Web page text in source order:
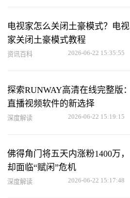
电视家怎么关闭土豪模式？电视
家关闭土豪模式教程
资讯百科 2026-06-22 15:35:55
探索RUNWAY高清在线完整版：
直播视频软件的新选择
深度解读 2026-06-22 15:19:15
佛得角门将五天内涨粉1400万，
却面临“赋闲”危机
深度解读 2026-06-22 15:17:48